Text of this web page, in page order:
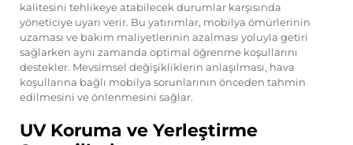
kalitesini tehlikeye atabilecek durumlar karşısında
yöneticiye uyarı verir. Bu yatırımlar, mobilya ömürlerinin
uzaması ve bakım maliyetlerinin azalması yoluyla getiri
sağlarken aynı zamanda optimal öğrenme koşullarını
destekler. Mevsimsel değişikliklerin anlaşılması, hava
koşullarına bağlı mobilya sorunlarının önceden tahmin
edilmesini ve önlenmesini sağlar.
UV Koruma ve Yerleştirme